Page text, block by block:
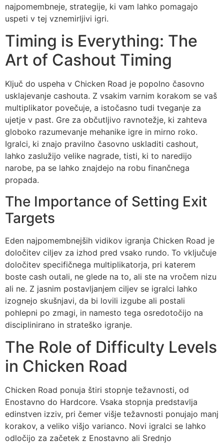
najpomembneje, strategije, ki vam lahko pomagajo
uspeti v tej vznemirljivi igri.
Timing is Everything: The
Art of Cashout Timing
Ključ do uspeha v Chicken Road je popolno časovno
usklajevanje cashouta. Z vsakim varnim korakom se vaš
multiplikator povečuje, a istočasno tudi tveganje za
ujetje v past. Gre za občutljivo ravnotežje, ki zahteva
globoko razumevanje mehanike igre in mirno roko.
Igralci, ki znajo pravilno časovno uskladiti cashout,
lahko zaslužijo velike nagrade, tisti, ki to naredijo
narobe, pa se lahko znajdejo na robu finančnega
propada.
The Importance of Setting Exit
Targets
Eden najpomembnejših vidikov igranja Chicken Road je
določitev ciljev za izhod pred vsako rundo. To vključuje
določitev specifičnega multiplikatorja, pri katerem
boste cash outali, ne glede na to, ali ste na vročem nizu
ali ne. Z jasnim postavljanjem ciljev se igralci lahko
izognejo skušnjavi, da bi lovili izgube ali postali
pohlepni po zmagi, in namesto tega osredotočijo na
disciplinirano in strateško igranje.
The Role of Difficulty Levels
in Chicken Road
Chicken Road ponuja štiri stopnje težavnosti, od
Enostavno do Hardcore. Vsaka stopnja predstavlja
edinstven izziv, pri čemer višje težavnosti ponujajo manj
korakov, a veliko višjo varianco. Novi igralci se lahko
odločijo za začetek z Enostavno ali Srednjo